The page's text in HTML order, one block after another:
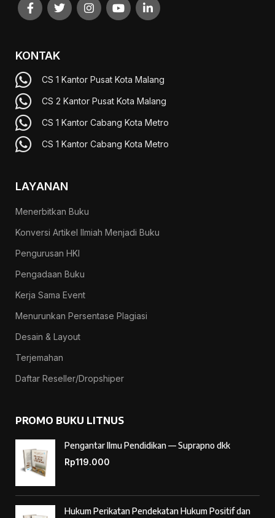
KONTAK
CS 1 Kantor Pusat Kota Malang
CS 2 Kantor Pusat Kota Malang
CS 1 Kantor Cabang Kota Metro
CS 1 Kantor Cabang Kota Metro
LAYANAN
Menerbitkan Buku
Konversi Artikel Ilmiah Menjadi Buku
Pengurusan HKI
Pengadaan Buku
Kerja Sama Event
Menurunkan Persentase Plagiasi
Desain & Layout
Terjemahan
Daftar Reseller/Dropshiper
PROMO BUKU LITNUS
Pengantar Ilmu Pendidikan — Suprapno dkk
Rp119.000
Hukum Perikatan Pendekatan Hukum Positif dan